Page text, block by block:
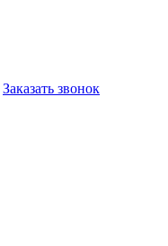
Заказать звонок